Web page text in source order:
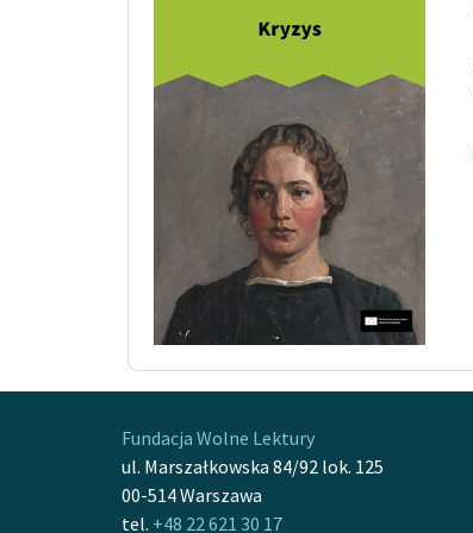
Fundacja Wolne Lektury
ul. Marszałkowska 84/92 lok. 125
00-514 Warszawa
tel. +48 22 621 30 17